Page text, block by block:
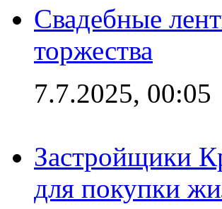
Свадебные
торжества
7.7.2025, 00:05
Застройщики
для покупки